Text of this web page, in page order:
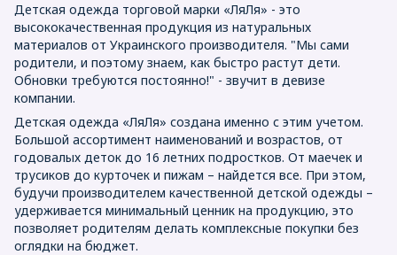
Детская одежда торговой марки «ЛяЛя» - это
высококачественная продукция из натуральных
материалов от Украинского производителя. "Мы сами
родители, и поэтому знаем, как быстро растут дети.
Обновки требуются постоянно!" - звучит в девизе
компании.
Детская одежда «ЛяЛя» создана именно с этим учетом.
Большой ассортимент наименований и возрастов, от
годовалых деток до 16 летних подростков. От маечек и
трусиков до курточек и пижам – найдется все. При этом,
будучи производителем качественной детской одежды –
удерживается минимальный ценник на продукцию, это
позволяет родителям делать комплексные покупки без
оглядки на бюджет.